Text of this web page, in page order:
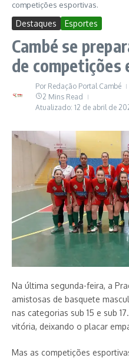
competições esportivas.
Destaques Esportes
Cambé se
de competições
Por Redação Portal Cambé
2 Mins Read
Atualizado: 12 de abril de
Na última segunda-feira, a
amistosas de basquete
nas categorias sub 15 e sub
vitória, deixando o placar
Mas as competições